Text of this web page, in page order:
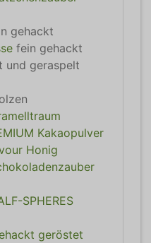
gehackt
fein gehackt
und geraspelt
Kakaopulver
Honig
SPHERES
geröstet